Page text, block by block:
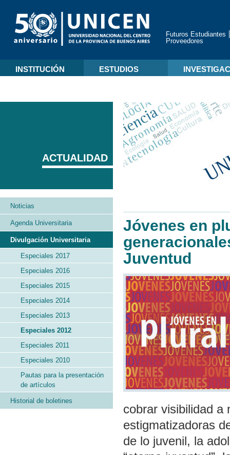
Futuros Estudiantes
Proveedores
INSTITUCIÓN ESTUDIOS
Jóvenes en
Juventud
cobrar visibilidad a
estigmatizadoras
de lo juvenil, la
ACTUALIDAD
Noticias
Agenda Universitaria
Divulgación Universitaria
Especiales 2017
Especiales 2016
Especiales 2015
Especiales 2014
Especiales 2013
Especiales 2012
Especiales 2011
Especiales 2010
Pautas para la presentación
de artículos
Historial de boletines